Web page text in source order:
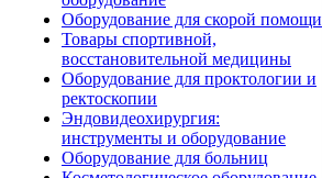
Оборудование для скорой помощи
Товары спортивной,
восстановительной медицины
Оборудование для проктологии и
ректоскопии
Эндовидеохирургия:
инструменты и оборудование
Оборудование для больниц